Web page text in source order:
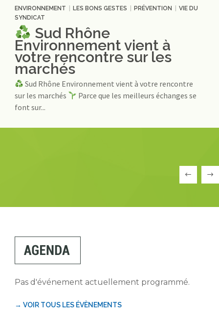
ENVIRONNEMENT LES BONS GESTES PRÉVENTION
VIE DU
SYNDICAT
Sud Rhône
Environnement vient à
votre rencontre sur les
marchés
Sud Rhône Environnement vient à votre rencontre
sur les marchés
Parce que les meilleurs échanges se
font sur...
Pas d'événement actuellement programmé.
→ VOIR TOUS LES ÉVÈNEMENTS